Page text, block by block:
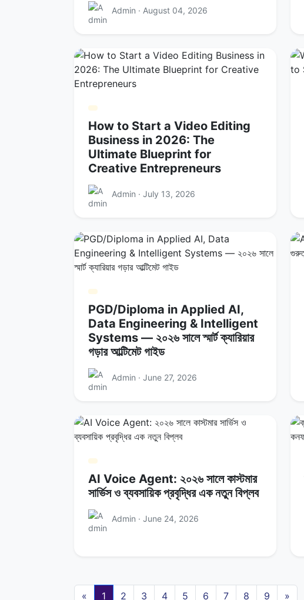
Admin · August 04, 2026
How to Start a Video Editing
Business in 2026: The
Ultimate Blueprint for
Creative Entrepreneurs
Admin · July 13, 2026
PGD/Diploma in Applied AI,
Data Engineering & Intelligent
Systems — ২০২৬ সালে স্মার্ট ক্যারিয়ার
গড়ার আল্টিমেট গাইড
Admin · June 27, 2026
AI Voice Agent: ২০২৬ সালে কাস্টমার
সার্ভিস ও ব্যবসায়িক প্রবৃদ্ধির এক নতুন বিপ্লব
Admin · June 24, 2026
« 1 2 3 4 5 6 7 8 9 »